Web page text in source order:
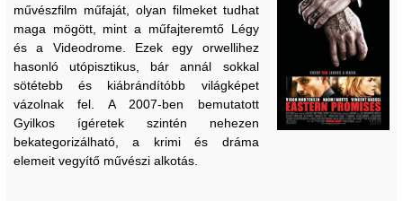
művészfilm műfaját, olyan filmeket tudhat
maga mögött, mint a műfajteremtő Légy
és a Videodrome. Ezek egy orwellihez
hasonló utópisztikus, bár annál sokkal
sötétebb és kiábrándítóbb világképet
vázolnak fel. A 2007-ben bemutatott
Gyilkos ígéretek szintén nehezen
bekategorizálható, a krimi és dráma
elemeit vegyítő művészi alkotás.